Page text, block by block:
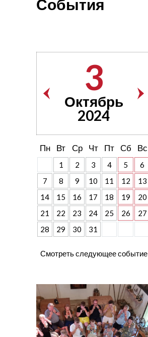
События
3
Октябрь
2024
Пн Вт Ср Чт Пт Сб Вс
1 2 3 4 5
6
7
8 9 10 11 12
13
14
15 16 17 18 19
20
21
22 23 24 25 26
27
28
29 30 31
Смотреть следующее событие